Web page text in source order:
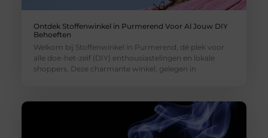
Ontdek Stoffenwinkel in Purmerend Voor Al Jouw DIY
Behoeften
Welkom bij Stoffenwinkel in Purmerend, dé plek voor
alle doe-het-zelf (DIY) enthousiastelingen en lokale
shoppers. Deze charmante winkel, gelegen in